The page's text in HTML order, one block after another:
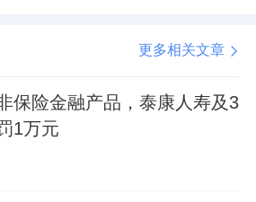
更多相关文章
保险金融产品，泰康人寿及3
1万元